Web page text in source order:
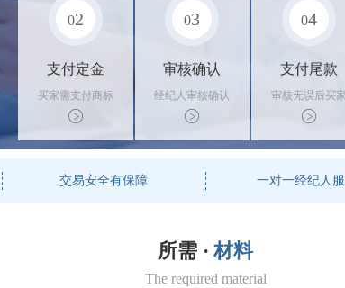
02
支付定金
买家需支付商标
标价的50%的购
买订金
03
审核确认
经纪人审核确认
商标状态
04
支付尾款
审核无误后买家
支付尾款，卖家
办理相关手续
交易安全有保障 一对一经纪人
所需 · 材料
The required material